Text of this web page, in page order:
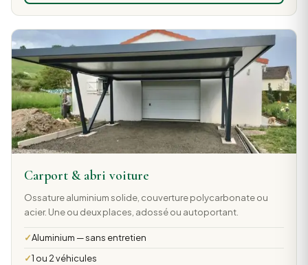
Carport & abri voiture
Ossature aluminium solide, couverture polycarbonate ou
acier. Une ou deux places, adossé ou autoportant.
Aluminium — sans entretien
1 ou 2 véhicules